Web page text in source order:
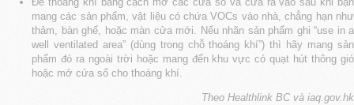
mang các sản phẩm, vật liệu có chứa VOCs vào nhà, chẳng hạn như
thảm, bàn ghế, hoặc màn cửa mới. Nếu nhãn sản phẩm ghi “use in a
well ventilated area” (dùng trong chỗ thoáng khí”) thì hãy mang sản
phẩm đó ra ngoài trời hoặc mang đến khu vực có quạt hút thông gió
hoặc mở cửa sổ cho thoáng khí.
Theo Healthlink BC và iaq.gov.hk